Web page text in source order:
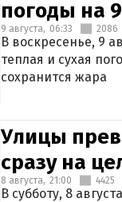
погоды на
9 августа, 06:33 2086
В воскресенье, 9
теплая и сухая
сохранится жара
Улицы
сразу на
8 августа, 21:00 4425
В субботу, 8